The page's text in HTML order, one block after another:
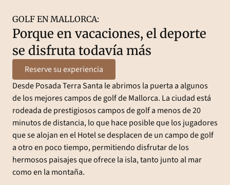
GOLF EN MALLORCA:
Porque en vacaciones, el deporte
se disfruta todavía más
Reserve su experiencia
Desde Posada Terra Santa le abrimos la puerta a algunos
de los mejores campos de golf de Mallorca. La ciudad está
rodeada de prestigiosos campos de golf a menos de 20
minutos de distancia, lo que hace posible que los jugadores
que se alojan en el Hotel se desplacen de un campo de golf
a otro en poco tiempo, permitiendo disfrutar de los
hermosos paisajes que ofrece la isla, tanto junto al mar
como en la montaña.